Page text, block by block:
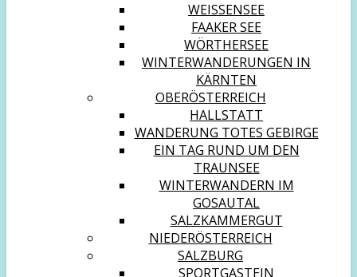
WEISSENSEE
FAAKER SEE
WÖRTHERSEE
WINTERWANDERUNGEN IN
KÄRNTEN
OBERÖSTERREICH
HALLSTATT
WANDERUNG TOTES GEBIRGE
EIN TAG RUND UM DEN
TRAUNSEE
WINTERWANDERN IM
GOSAUTAL
SALZKAMMERGUT
NIEDERÖSTERREICH
SALZBURG
SPORTGASTEIN